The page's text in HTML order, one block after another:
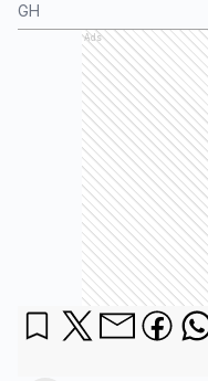
GH
Ads